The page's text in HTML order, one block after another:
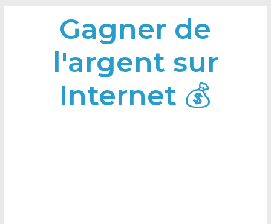
Gagner de
l'argent sur
Internet 💰